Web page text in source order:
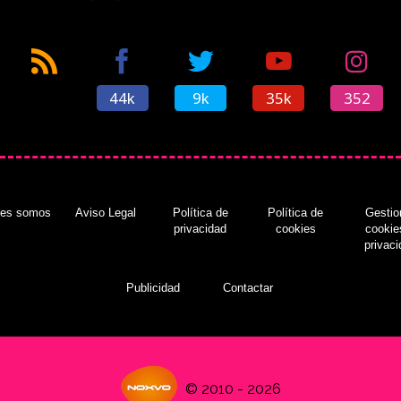
44k 9k 35k 352
somos Aviso Legal
Política de
privacidad
Política de
cookies
Publicidad Contactar
© 2010 - 2026